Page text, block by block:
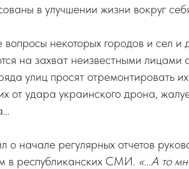
в улучшении жизни вокруг
некоторых городов и сел и
на захват неизвестными лицами
улиц просят отремонтировать
от удара украинского дрона,
начале регулярных отчетов
в республиканских СМИ. «...А то